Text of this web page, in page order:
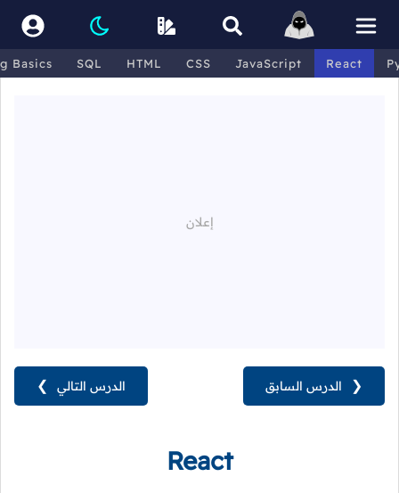
Basics SQL HTML CSS JavaScript React
الدرس التالي ❯ ❮ الدرس السابق
React